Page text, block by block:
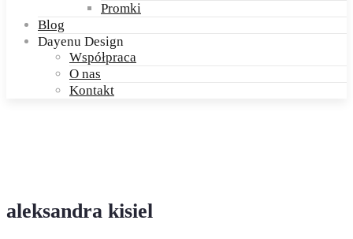
Promki
Blog
Dayenu Design
Współpraca
O nas
Kontakt
aleksandra kisiel